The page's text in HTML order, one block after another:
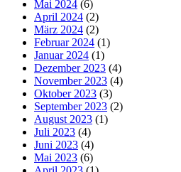
Mai 2024 (6)
April 2024 (2)
März 2024 (2)
Februar 2024 (1)
Januar 2024 (1)
Dezember 2023 (4)
November 2023 (4)
Oktober 2023 (3)
September 2023 (2)
August 2023 (1)
Juli 2023 (4)
Juni 2023 (4)
Mai 2023 (6)